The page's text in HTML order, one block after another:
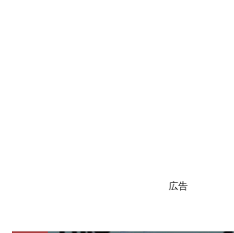
広告